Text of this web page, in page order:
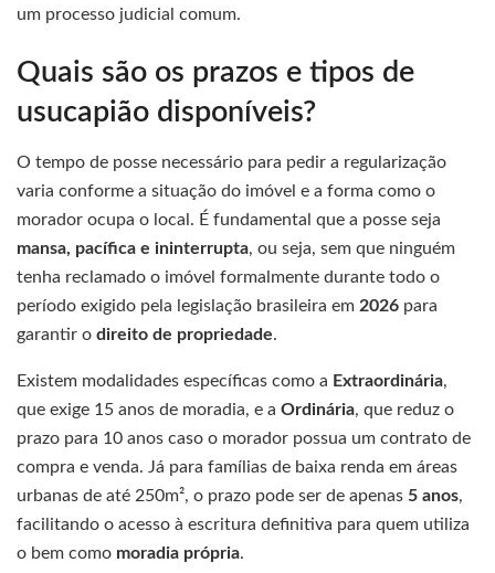
um processo judicial comum.
Quais são os prazos e tipos de
usucapião disponíveis?
O tempo de posse necessário para pedir a regularização
varia conforme a situação do imóvel e a forma como o
morador ocupa o local. É fundamental que a posse seja
mansa, pacífica e ininterrupta, ou seja, sem que ninguém
tenha reclamado o imóvel formalmente durante todo o
período exigido pela legislação brasileira em 2026 para
garantir o direito de propriedade.
Existem modalidades específicas como a Extraordinária,
que exige 15 anos de moradia, e a Ordinária, que reduz o
prazo para 10 anos caso o morador possua um contrato de
compra e venda. Já para famílias de baixa renda em áreas
urbanas de até 250m², o prazo pode ser de apenas 5 anos,
facilitando o acesso à escritura definitiva para quem utiliza
o bem como moradia própria.